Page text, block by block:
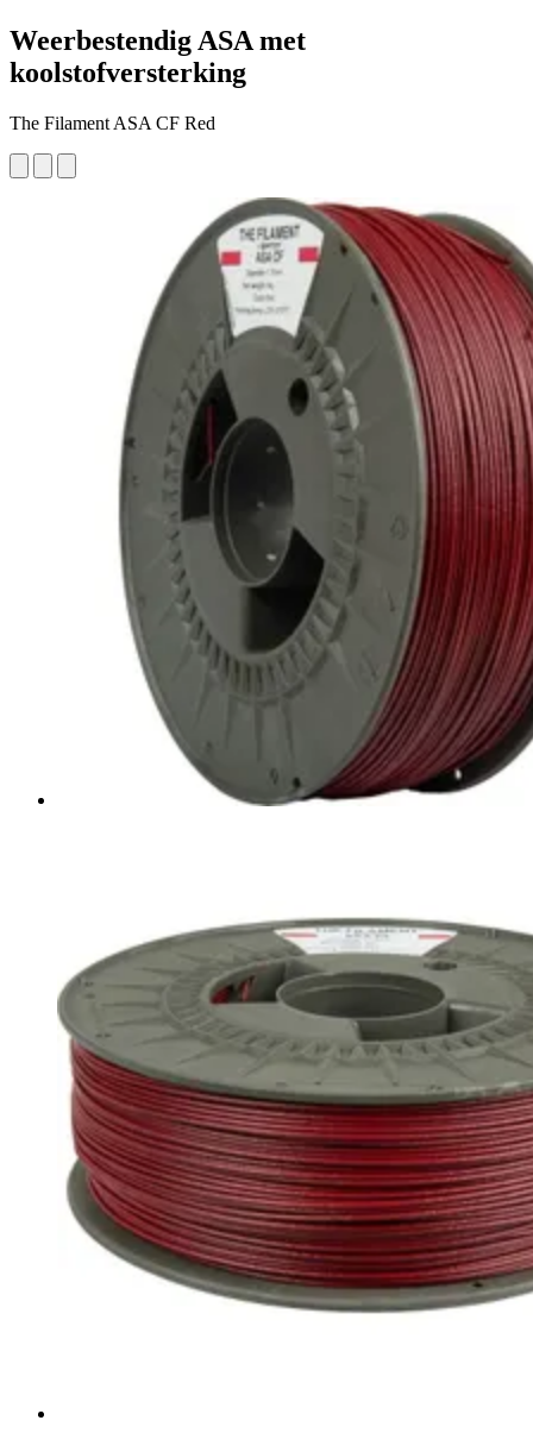
Weerbestendig ASA met
koolstofversterking
The Filament ASA CF Red